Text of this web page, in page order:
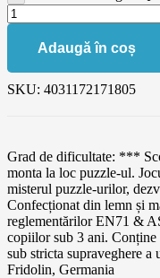
Adaugă în coș
SKU: 4031172171805
Grad de dificultate: ***
monta la loc puzzle-ul.
misterul puzzle-urilor,
Confecționat din lemn și
reglementărilor EN71 &
copiilor sub 3 ani.
sub stricta supraveghere a
Fridolin, Germania